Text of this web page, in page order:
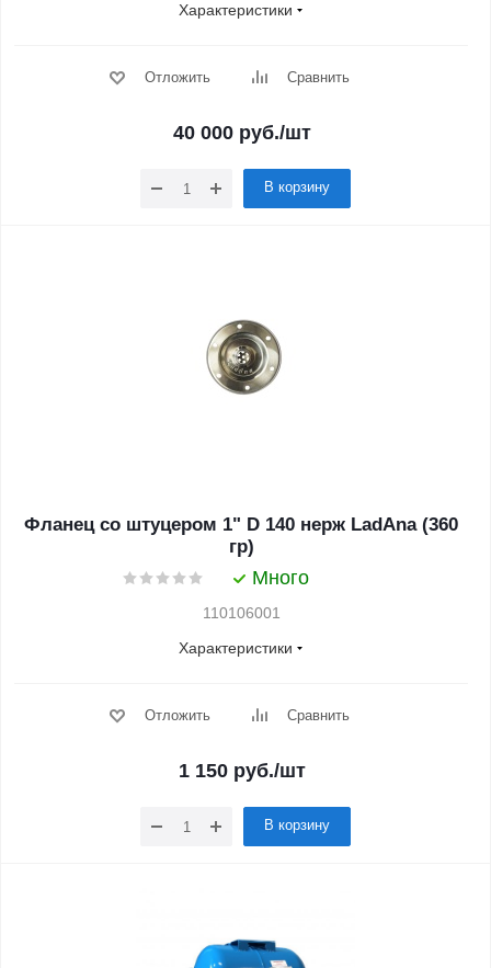
Характеристики
Отложить Сравнить
40 000руб./шт
В корзину
Фланец со штуцером 1" D 140 нерж LadAna (360
гр)
Много
110106001
Характеристики
Отложить Сравнить
1 150руб./шт
В корзину